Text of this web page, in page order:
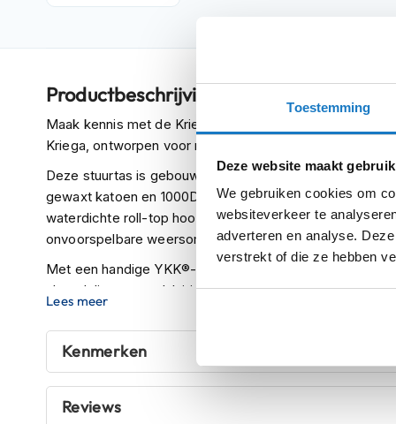
Toestemming
Deze website maakt
We gebruiken cookies om
websiteverkeer te
adverteren en analyse.
verstrekt of die ze hebben
Fietshelmen
accessoires
Vizieren
Pinlocks
Tear-
offs
Crossbrillen
Oordoppen
Onderhoud
houder
kapstok
Productbeschrijving
Maak kennis met de Kriega RSD Roam Stuurtas, een
Kriega, ontworpen voor motorfietsen met dragbar of t-
Deze stuurtas is gebouwd om te presteren onder de
gewaxt katoen en 1000D Cordura® constructie die
waterdichte roll-top hoofdgedeelte zorgt ervoor dat je
onvoorspelbare weersomstandigheden.
Met een handige YKK®-ritsvak aan de voorkant,
sleutelclip met snelsluiting, houd je je essentiële items
uitneembare smartphonevak kan zowel horizontaal als
gebruiksgemak.
Het Hypalon MOLLE-paneel aan de voorzijde biedt
VELCRO ONE-WRAP®-banden, waardoor je extra
Met een garantie van 10 jaar kun je vertrouwen op de
Lees meer
Kenmerken
Reviews